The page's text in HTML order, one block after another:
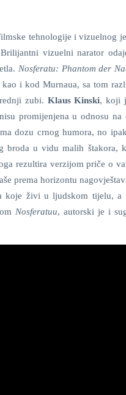
tehnologije i vizuelnog
vizuelni narator
Nosferatu: Phantom der
i kod Murnaua, sa tom
zubi. Klaus Kinski, koji
promijenjena u odnosu na
dozu crnog humora, no
broda u vidu malih štakora,
rezultira verzijom priče o
prema horizontu
koje živi u ljudskom tijelu, a
Nosferatuu, autorski je i